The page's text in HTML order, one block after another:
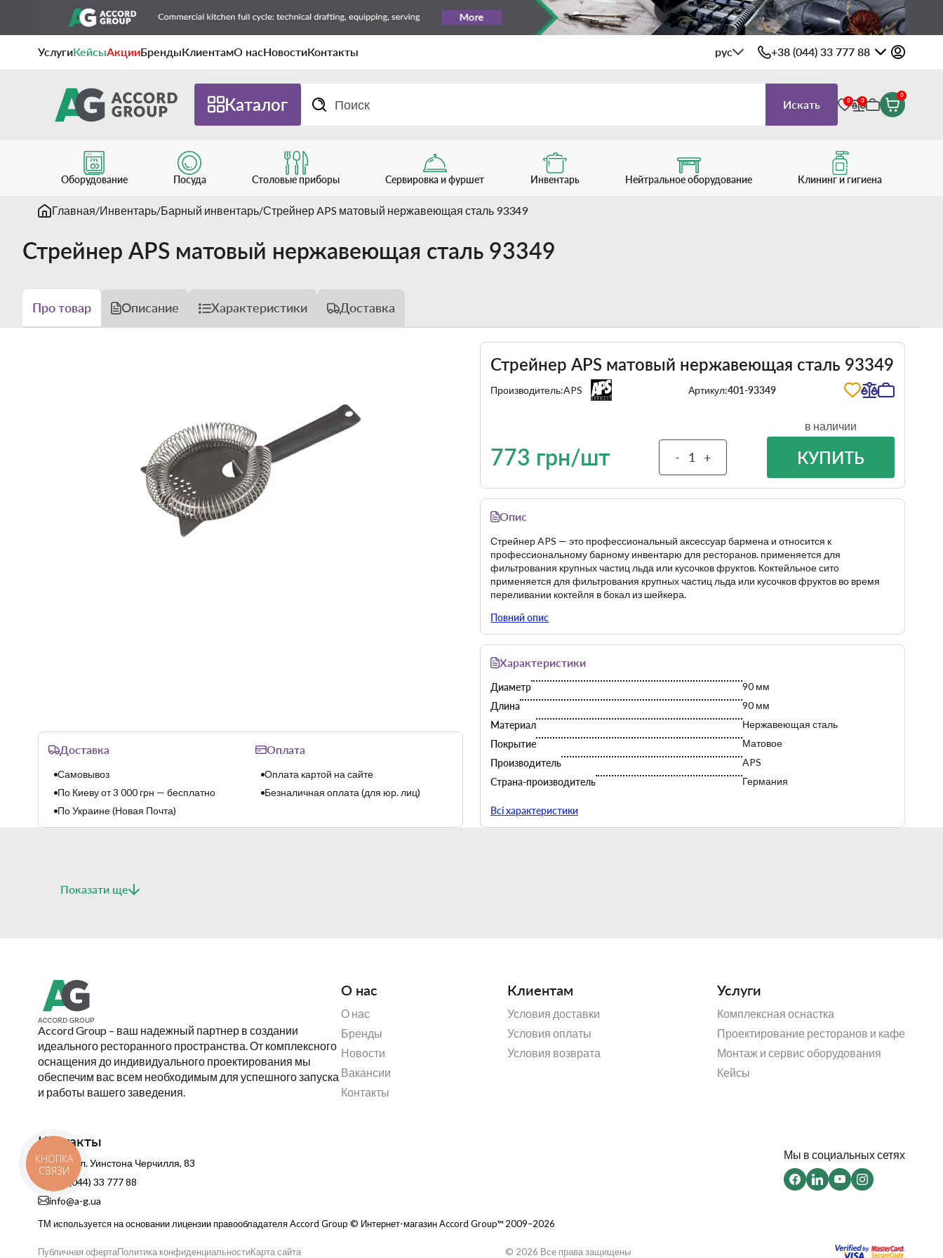
УслугиКейсыАкцииБрендыКлиентамО насНовостиКонтакты рус +38 (044) 33 777 88
Каталог Искать 0 0
0
Оборудование Посуда Столовые приборы Сервировка и фуршет Инвентарь Нейтральное оборудование Клининг и гигиена
Главная Инвентарь Барный инвентарь Стрейнер APS матовый нержавеющая сталь 93349
Стрейнер APS матовый нержавеющая сталь 93349
Про товар Описание Характеристики Доставка
Доставка
Самовывоз
По Киеву от 3 000 грн — бесплатно
По Украине (Новая Почта)
Оплата
Оплата картой на сайте
Безналичная оплата (для юр. лиц)
Стрейнер APS матовый нержавеющая сталь 93349
Производитель:APS Артикул:401-93349
773 грн/шт - +
в наличии
КУПИТЬ
Опис
Стрейнер APS — это профессиональный аксессуар бармена и относится к
профессиональному барному инвентарю для ресторанов. применяется для
фильтрования крупных частиц льда или кусочков фруктов. Коктейльное сито
применяется для фильтрования крупных частиц льда или кусочков фруктов во время
переливании коктейля в бокал из шейкера.
Диаметр — 90 мм.
Повний опис
Характеристики
Диаметр
90 мм
Длина
90 мм
Материал
Нержавеющая сталь
Покрытие
Матовое
Производитель
APS
Страна-производитель
Германия
Всі характеристики
Показати ще
Accord Group – ваш надежный партнер в создании
идеального ресторанного пространства. От комплексного
оснащения до индивидуального проектирования мы
обеспечим вас всем необходимым для успешного запуска
и работы вашего заведения.
О нас
О нас
Бренды
Новости
Вакансии
Контакты
Клиентам
Условия доставки
Условия оплаты
Условия возврата
Услуги
Комплексная оснастка
Проектирование ресторанов и кафе
Монтаж и сервис оборудования
Кейсы
Контакты
Киев, ул. Уинстона Черчилля, 83
+38 (044) 33 777 88
info@a-g.ua
Мы в социальных сетях
ТМ используется на основании лицензии правообладателя Accord Group © Интернет-магазин Accord Group™ 2009–2026
Публичная офертаПолитика конфиденциальностиКарта сайта © 2026 Все права защищены
КНОПКА
СВЯЗИ